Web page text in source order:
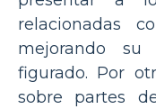
relacionadas
mejorando su
figurado. Por
sobre partes